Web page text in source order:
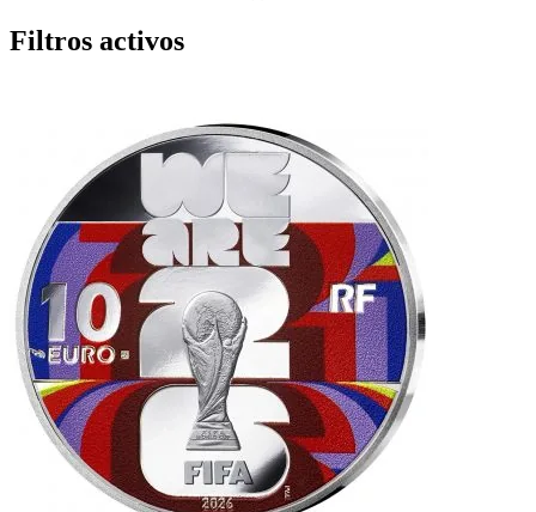
Filtros activos